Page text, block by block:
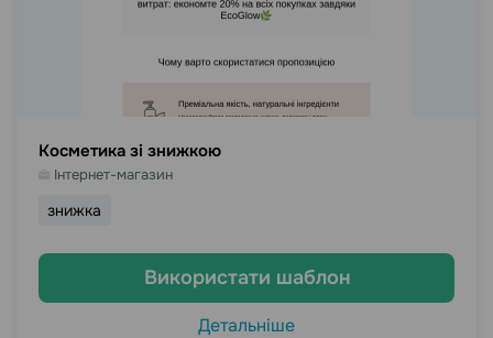
Косметика зі знижкою
Інтернет-магазин
знижка
Використати шаблон
Детальніше